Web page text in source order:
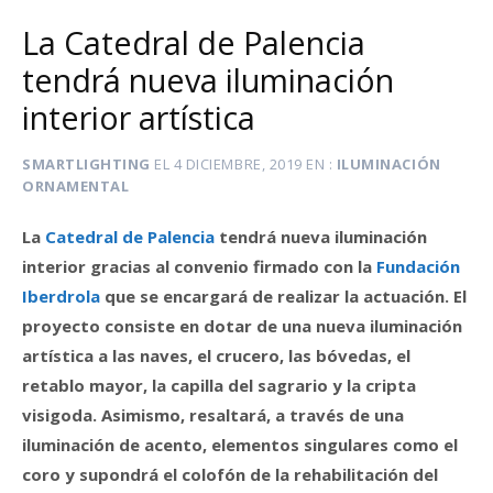
La Catedral de Palencia
tendrá nueva iluminación
interior artística
SMARTLIGHTING EL 4 DICIEMBRE, 2019 EN
ILUMINACIÓN
ORNAMENTAL
La Catedral de Palencia tendrá nueva iluminación
interior gracias al convenio firmado con la Fundación
Iberdrola que se encargará de realizar la actuación. El
proyecto consiste en dotar de una nueva iluminación
artística a las naves, el crucero, las bóvedas, el
retablo mayor, la capilla del sagrario y la cripta
visigoda. Asimismo, resaltará, a través de una
iluminación de acento, elementos singulares como el
coro y supondrá el colofón de la rehabilitación del